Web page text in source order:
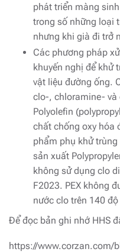
phát triển màng
trong số những loại
nhưng khi già đi trở
Các phương pháp
khuyến nghị để khử
vật liệu đường ống.
clo-, chloramine- và
Polyolefin
chất chống oxy hóa
phẩm phụ khử
sản xuất
không sử dụng clo
F2023. PEX không
nước clo trên 140 độ
Để đọc bản ghi nhớ HHS
https://www.corzan.com/